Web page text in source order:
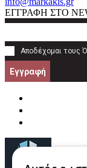
ΕΓΓΡΑΦΗ ΣΤΟ
Αποδέχομαι τους
Εγγραφή